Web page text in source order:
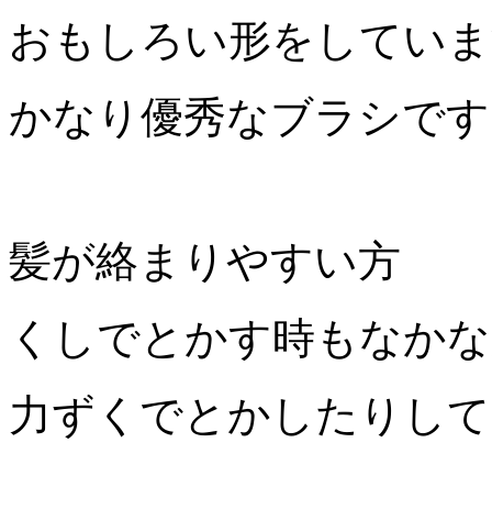
おもしろい形をしてい
かなり優秀なブラシで
髪が絡まりやすい方
くしでとかす時もなか
力ずくでとかしたりし